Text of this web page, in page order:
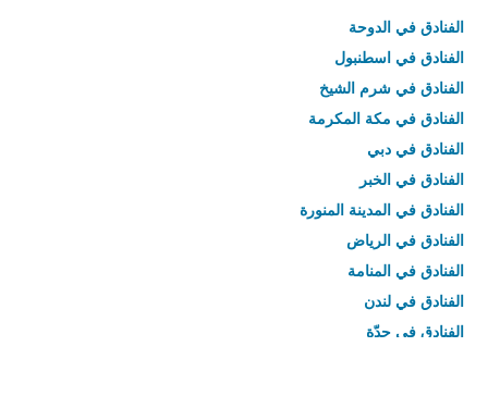
الفنادق في الدوحة
الفنادق في اسطنبول
الفنادق في شرم الشيخ
الفنادق في مكة المكرمة
الفنادق في دبي
الفنادق في الخبر
الفنادق في المدينة المنورة
الفنادق في الرياض
الفنادق في المنامة
الفنادق في لندن
الفنادق في جدّة